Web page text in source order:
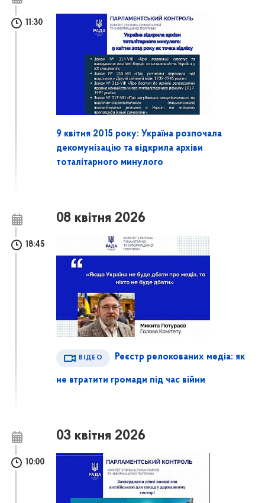
11:30
9 квітня 2015 року: Україна розпочала
декомунізацію та відкрила архіви
тоталітарного минулого
08 квітня 2026
18:45
ВІДЕО Реєстр релокованих медіа: як
не втратити громади під час війни
03 квітня 2026
10:00